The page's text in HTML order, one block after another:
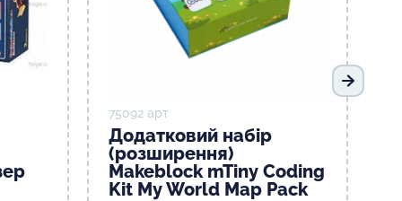
75092 арт
Додатковий набір
(розширення)
Makeblock mTiny Coding
Kit My World Map Pack